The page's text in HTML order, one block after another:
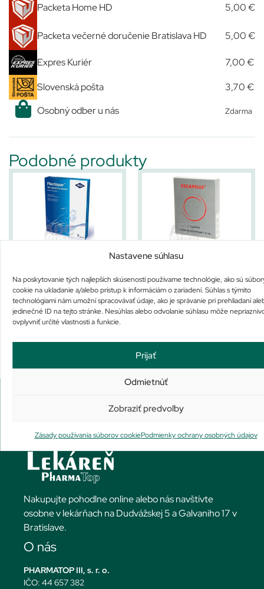
Nastavene súhlasu
Na poskytovanie tých najlepších skúseností používame technológie, ako sú
cookie na ukladanie a/alebo prístup k informáciám o zariadení. Súhlas s týmito
technológiami nám umožní spracovávať údaje, ako je správanie pri prehliadaní
jedinečné ID na tejto stránke. Nesúhlas alebo odvolanie súhlasu môže
ovplyvniť určité vlastnosti a funkcie.
Prijať
Odmietnúť
Zobraziť predvoľby
Zásady používania súborov cookiePodmienky ochrany osobných údajov
Packeta Home HD 5,00 €
Packeta večerné doručenie Bratislava HD 5,00 €
Expres Kuriér 7,00 €
Slovenská pošta
3,70 €
Osobný odber u nás
Zdarma
Podobné produkty
Nie je na sklade
21,20€
Viac info
ESCAPELLE
Nie je na sklade
26,30€
Viac info
Nakupujte pohodlne online alebo nás navštívte
osobne v lekárňach na Dudvážskej 5 a Galvaniho 17 v
Bratislave.
O nás
PHARMATOP III, s. r. o.
IČO: 44 657 382